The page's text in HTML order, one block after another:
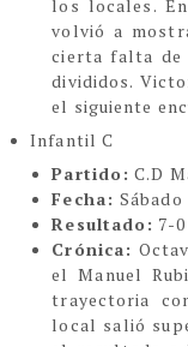
los locales.
volvió a
cierta falta de
divididos.
el siguiente
Infantil C
Partido: C.D
Fecha:
Resultado: 7-0
Crónica:
el Manuel
trayectoria
local salió